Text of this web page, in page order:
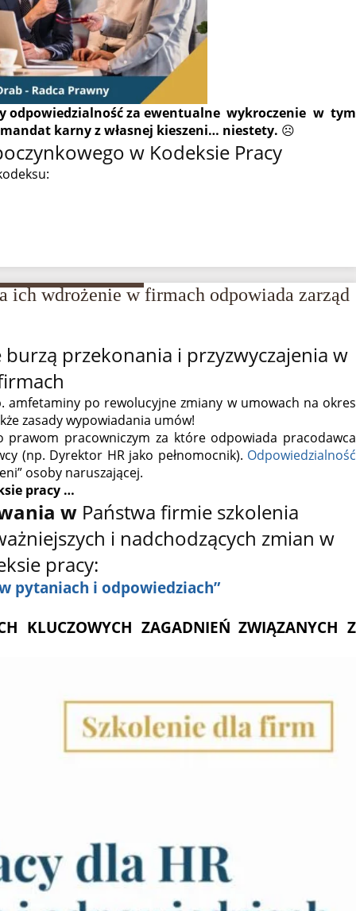
odpowiedzialność za ewentualne wykroczenie w tym
karny z własnej kieszeni… niestety. ☹
w Kodeksie Pracy
ich wdrożenie w firmach odpowiada zarząd
przekonania i przyzwyczajenia w
po rewolucyjne zmiany w umowach na okres
zasady wypowiadania umów!
prawom pracowniczym za które odpowiada pracodawca
(np. Dyrektor HR jako pełnomocnik). Odpowiedzialność
osoby naruszającej.
pracy …
wPaństwa firmie szkolenia
i nadchodzących zmian w
pracy:
pytaniach i odpowiedziach”
KLUCZOWYCH ZAGADNIEŃ ZWIĄZANYCH Z